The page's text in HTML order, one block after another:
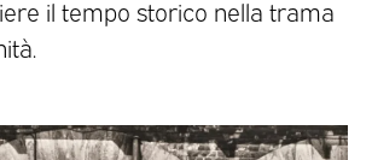
il tempo storico nella trama